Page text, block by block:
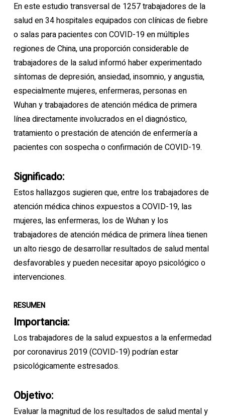
En este estudio transversal de 1257 trabajadores de la
salud en 34 hospitales equipados con clínicas de fiebre
o salas para pacientes con COVID-19 en múltiples
regiones de China, una proporción considerable de
trabajadores de la salud informó haber experimentado
síntomas de depresión, ansiedad, insomnio, y angustia,
especialmente mujeres, enfermeras, personas en
Wuhan y trabajadores de atención médica de primera
línea directamente involucrados en el diagnóstico,
tratamiento o prestación de atención de enfermería a
pacientes con sospecha o confirmación de COVID-19.
Significado:
Estos hallazgos sugieren que, entre los trabajadores de
atención médica chinos expuestos a COVID-19, las
mujeres, las enfermeras, los de Wuhan y los
trabajadores de atención médica de primera línea tienen
un alto riesgo de desarrollar resultados de salud mental
desfavorables y pueden necesitar apoyo psicológico o
intervenciones.
RESUMEN
Importancia:
Los trabajadores de la salud expuestos a la enfermedad
por coronavirus 2019 (COVID-19) podrían estar
psicológicamente estresados.
Objetivo:
Evaluar la magnitud de los resultados de salud mental y